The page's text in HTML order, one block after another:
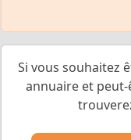
Si vous souhaitez
annuaire et